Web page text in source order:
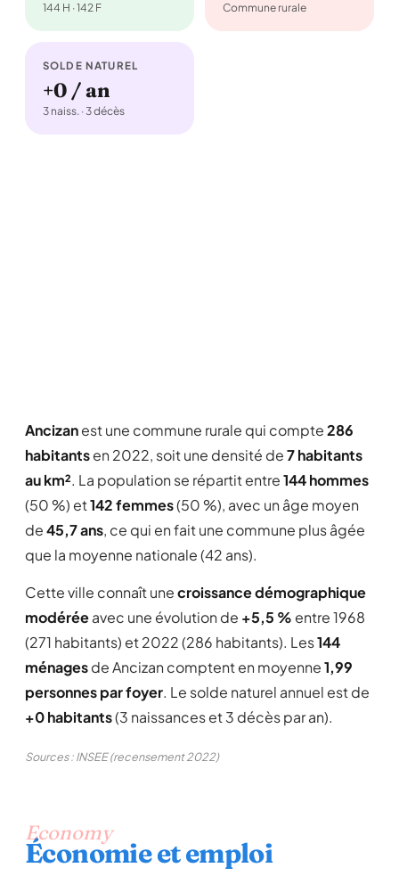
144 H · 142 F Commune rurale
SOLDE NATUREL
+0 / an
3 naiss. · 3 décès
Ancizanest une commune rurale qui compte286
habitantsen 2022, soit une densité de7 habitants
au km². La population se répartit entre144 hommes
(50 %) et142 femmes(50 %), avec un âge moyen
de45,7 ans, ce qui en fait une commune plus âgée
que la moyenne nationale (42 ans).
Cette ville connaît unecroissance démographique
modéréeavec une évolution de +5,5 % entre 1968
(271 habitants) et 2022 (286 habitants). Les144
ménagesde Ancizan comptent en moyenne1,99
personnes par foyer. Le solde naturel annuel est de
+0 habitants(3 naissances et 3 décès par an).
Sources : INSEE (recensement 2022)
Economy
Économie et emploi